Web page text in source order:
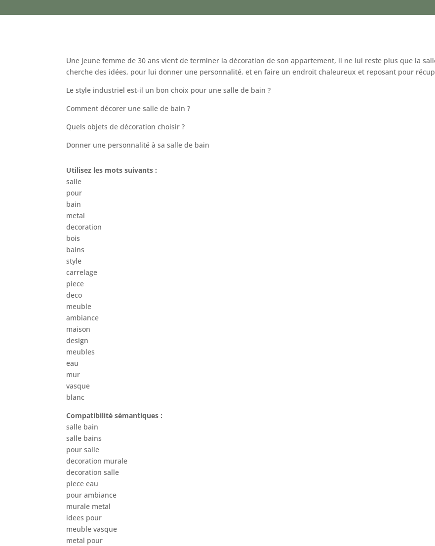
Une jeune femme de 30 ans vient de terminer la décoration de son appartement, il ne lui reste plus que la
cherche des idées, pour lui donner une personnalité, et en faire un endroit chaleureux et reposant pour
Le style industriel est-il un bon choix pour une salle de bain ?
Comment décorer une salle de bain ?
Quels objets de décoration choisir ?
Donner une personnalité à sa salle de bain
Utilisez les mots suivants :
salle
pour
bain
metal
decoration
bois
bains
style
carrelage
piece
deco
meuble
ambiance
maison
design
meubles
eau
mur
vasque
blanc
Compatibilité sémantiques :
salle bain
salle bains
pour salle
decoration murale
decoration salle
piece eau
pour ambiance
murale metal
idees pour
meuble vasque
metal pour